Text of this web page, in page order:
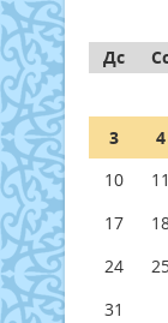
Дс
3
4
10
11
17
24
31